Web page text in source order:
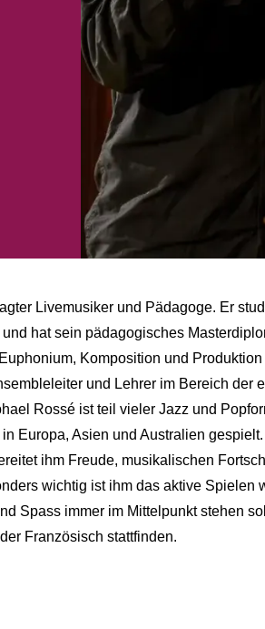
Livemusiker und Pädagoge. Er
hat sein pädagogisches
Komposition und
und Lehrer im Bereich der
Rossé ist teil vieler Jazz und
Europa, Asien und Australien
ihm Freude, musikalischen
wichtig ist ihm das aktive Spielen
Spass immer im Mittelpunkt stehen
Französisch stattfinden.